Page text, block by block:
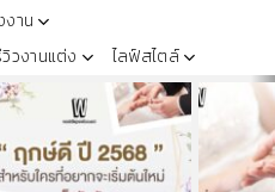
าน
วงานแต่ง ไลฟ์สไตล์